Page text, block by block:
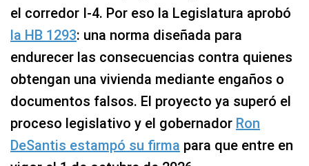
el corredor I-4. Por eso la Legislatura aprobó
la HB 1293: una norma diseñada para
endurecer las consecuencias contra quienes
obtengan una vivienda mediante engaños o
documentos falsos. El proyecto ya superó el
proceso legislativo y el gobernador Ron
DeSantis estampó su firma para que entre en